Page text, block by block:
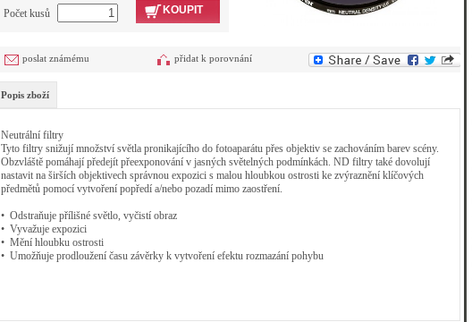
KOUPIT
Počet kusů
poslat známému přidat k porovnání
Popis zboží
Neutrální filtry
Tyto filtry snižují množství světla pronikajícího do fotoaparátu přes objektiv se zachováním barev scény.
Obzvláště pomáhají předejít přeexponování v jasných světelných podmínkách. ND filtry také dovolují
nastavit na širších objektivech správnou expozici s malou hloubkou ostrosti ke zvýraznění klíčových
předmětů pomocí vytvoření popředí a/nebo pozadí mimo zaostření.
• Odstraňuje přílišné světlo, vyčistí obraz
• Vyvažuje expozici
• Mění hloubku ostrosti
• Umožňuje prodloužení času závěrky k vytvoření efektu rozmazání pohybu